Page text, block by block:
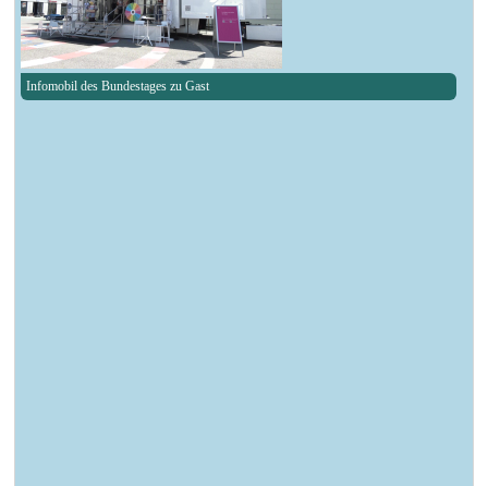
Infomobil des Bundestages zu Gast